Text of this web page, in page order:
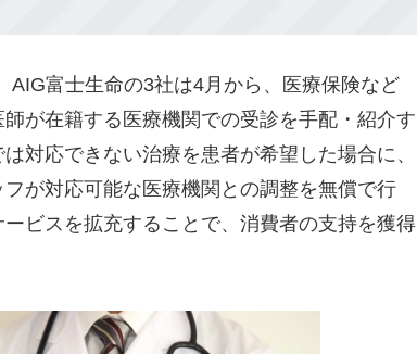
富士生命の3社は4月から、医療保険など
が在籍する医療機関での受診を手配・紹介す
対応できない治療を患者が希望した場合に、
が対応可能な医療機関との調整を無償で行
ビスを拡充することで、消費者の支持を獲得